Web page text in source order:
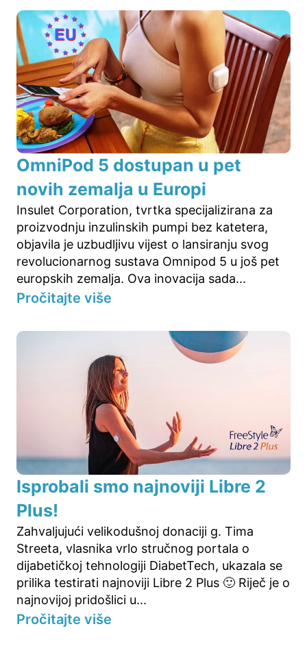
OmniPod 5 dostupan u pet
novih zemalja u Europi
Insulet Corporation, tvrtka specijalizirana za
proizvodnju inzulinskih pumpi bez katetera,
objavila je uzbudljivu vijest o lansiranju svog
revolucionarnog sustava Omnipod 5 u još pet
europskih zemalja. Ova inovacija sada...
Pročitajte više
Isprobali smo najnoviji Libre 2
Plus!
Zahvaljujući velikodušnoj donaciji g. Tima
Streeta, vlasnika vrlo stručnog portala o
dijabetičkoj tehnologiji DiabetTech, ukazala se
prilika testirati najnoviji Libre 2 Plus 🙂 Riječ je o
najnovijoj pridošlici u...
Pročitajte više